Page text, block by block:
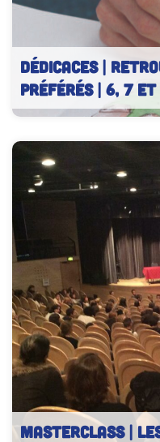
DÉDICACES |
préférés | 6, 7
Dédicaces des
MASTERCLASS |